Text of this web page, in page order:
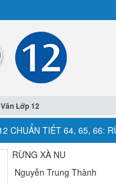
Lớp 12
CHUẨN TIẾT 64, 65, 66:
RỪNG XÀ NU
Nguyễn Trung Thành